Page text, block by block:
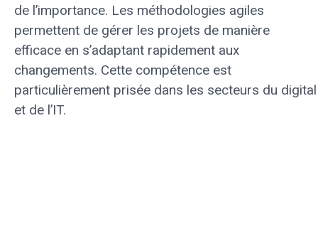
de l’importance. Les méthodologies agiles
permettent de gérer les projets de manière
efficace en s’adaptant rapidement aux
changements. Cette compétence est
particulièrement prisée dans les secteurs du digital
et de l’IT.